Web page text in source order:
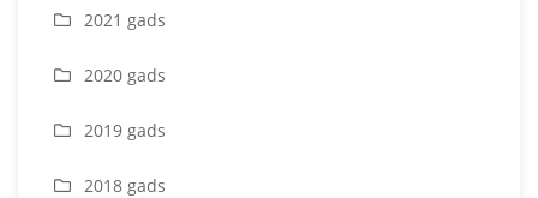
2021 gads
2020 gads
2019 gads
2018 gads